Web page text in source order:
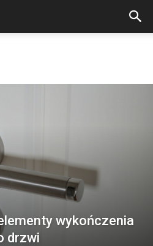
wykończenia
drzwi